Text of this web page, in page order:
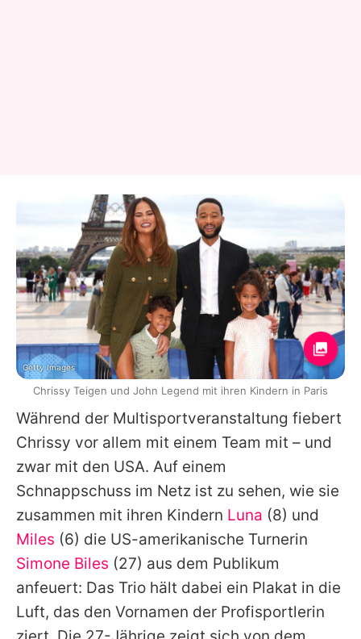
Während der Multisportveranstaltung fiebert
Chrissy vor allem mit einem Team mit – und
zwar mit den USA. Auf einem
Schnappschuss im Netz ist zu sehen, wie sie
zusammen mit ihren Kindern Luna (8) und
Miles (6) die US-amerikanische Turnerin
Simone Biles (27) aus dem Publikum
anfeuert: Das Trio hält dabei ein Plakat in die
Luft, das den Vornamen der Profisportlerin
Getty Images
Chrissy Teigen und John Legend mit ihren Kindern in Paris